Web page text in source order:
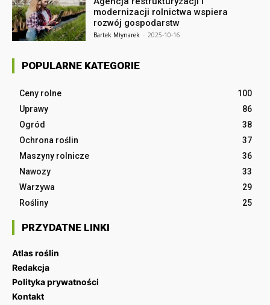
modernizacji rolnictwa wspiera
rozwój gospodarstw
Bartek Młynarek - 2025-10-16
POPULARNE KATEGORIE
Ceny rolne
100
Uprawy
86
Ogród
38
Ochrona roślin
37
Maszyny rolnicze
36
Nawozy
33
Warzywa
29
Rośliny
25
PRZYDATNE LINKI
Atlas roślin
Redakcja
Polityka prywatności
Kontakt